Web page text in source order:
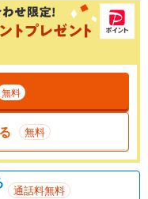
無料
無料
通話料無料